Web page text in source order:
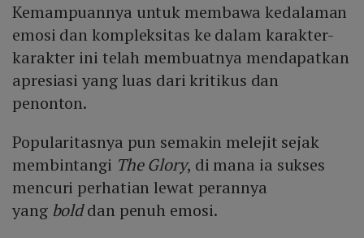
Mute
Kemampuannya untuk membawa kedalaman
emosi dan kompleksitas ke dalam karakter-
karakter ini telah membuatnya mendapatkan
apresiasi yang luas dari kritikus dan
penonton.
Popularitasnya pun semakin melejit sejak
membintangi The Glory, di mana ia sukses
mencuri perhatian lewat perannya
yang bolddan penuh emosi.